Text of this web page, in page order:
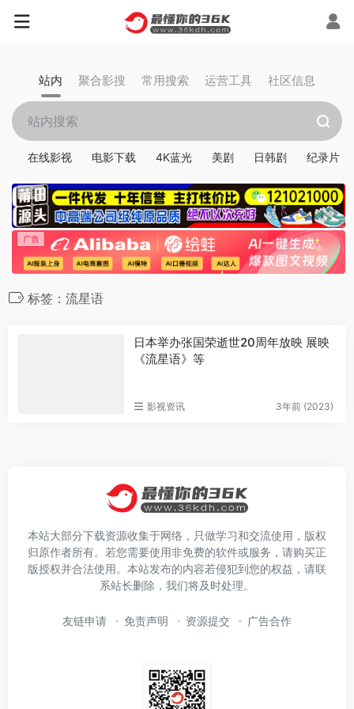
站内 聚合影搜 常用搜索 运营工具 社区信息
在线影视 电影下载 4K蓝光 美剧 日韩剧 纪录片
标签：流星语
日本举办张国荣逝世20周年放映 展映
《流星语》等
影视资讯 3年前 (2023)
本站大部分下载资源收集于网络，只做学习和交流使用，版权
归原作者所有。若您需要使用非免费的软件或服务，请购买正
版授权并合法使用。本站发布的内容若侵犯到您的权益，请联
系站长删除，我们将及时处理。
友链申请 免责声明 资源提交 广告合作